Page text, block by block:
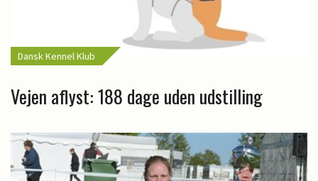
Dansk Kennel Klub
Vejen aflyst: 188 dage uden udstilling